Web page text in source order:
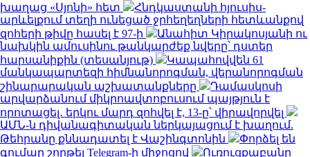
խաղաց «Սյոնի» հետ
Հնդկաստանի հյուսիս-
արևելքում տեղի ունեցած ջրհեղեղների հետևանքով
զոհերի թիվը հասել է 97-ի
Անահիտ Կիրակոսյանի ու
նախկին ամուսինու թանկարժեք նվերը՝ դստեր
հարսանիքին (տեսանյութ)
Կապահովվեն 61
մանկապարտեզի հիմնանորոգման, վերանորոգման
շինարարական աշխատանքները
Դամասկոսի
արվարձանում միկրոավտոբուսում պայթյուն է
որոտացել․ երկու մարդ զոհվել է, 13-ը՝ վիրավորվել
ԱՄՆ-ն դիվանագիտական ներկայացում է խաղում.
Թեհրանը քննադատել է Վաշինգտոնին
Փորձել են
գումար շորթել Telegram-ի միջոցով
Ուռուցքաբանը